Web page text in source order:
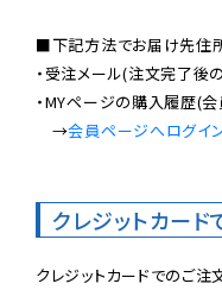
■下記方法でお届け先住
・受注メール(注文完了後
・MYページの購入履歴(
→会員ページへログイ
クレジットカー
クレジットカードでのご